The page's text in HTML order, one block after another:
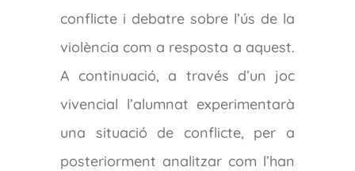
conflicte i debatre sobre l’ús de la
violència com a resposta a aquest.
A continuació, a través d’un joc
vivencial l’alumnat experimentarà
una situació de conflicte, per a
posteriorment analitzar com l’han